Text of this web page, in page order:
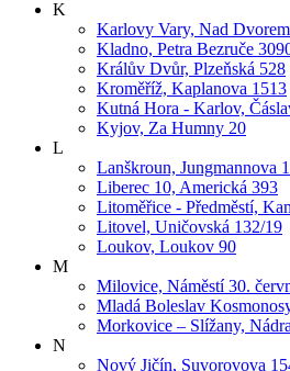
K
Karlovy Vary, Nad Dvorem
Kladno, Petra Bezruče
Králův Dvůr, Plzeňská 528
Kroměříž, Kaplanova 1513
Kutná Hora - Karlov,
Kyjov, Za Humny 20
L
Lanškroun, Jungmannova
Liberec 10, Americká 393
Litoměřice - Předměstí,
Litovel, Uničovská 132/19
Loukov, Loukov 90
M
Milovice, Náměstí 30.
Mladá Boleslav
Morkovice – Slížany,
N
Nový Jičín, Suvorovova